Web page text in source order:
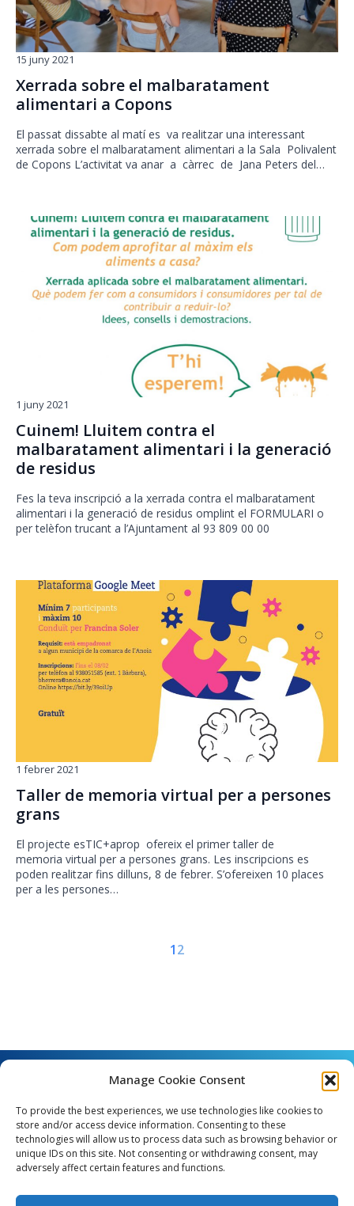
Manage Cookie Consent
To provide the best experiences, we use technologies like cookies to
store and/or access device information. Consenting to these
technologies will allow us to process data such as browsing behavior or
unique IDs on this site. Not consenting or withdrawing consent, may
adversely affect certain features and functions.
Xerrada sobre el malbaratament
alimentari a Copons
15 juny 2021
El passat dissabte al matí es va realitzar una interessant
xerrada sobre el malbaratament alimentari a la Sala Polivalent
de Copons L’activitat va anar a càrrec de Jana Peters del…
Cuinem! Lluitem contra el
malbaratament alimentari i la generació
de residus
1 juny 2021
Fes la teva inscripció a la xerrada contra el malbaratament
alimentari i la generació de residus omplint el FORMULARI o
per telèfon trucant a l’Ajuntament al 93 809 00 00
Taller de memoria virtual per a persones
grans
1 febrer 2021
El projecte esTIC+aprop ofereix el primer taller de
memoria virtual per a persones grans. Les inscripcions es
poden realitzar fins dilluns, 8 de febrer. S’ofereixen 10 places
per a les persones…
12
Angel Guimerà, 8 - 08289 Copons